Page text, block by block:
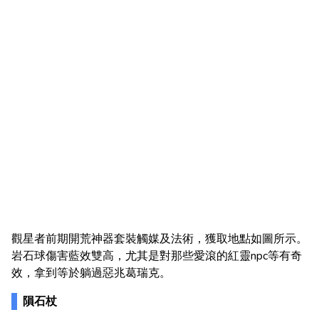
觀星者前期開荒神器套裝觸媒及法術，獲取地點如圖所示。
岩石球傷害藍效雙高，尤其是對那些愛滾的紅靈npc等有奇
效，拿到等於躺過惡兆葛瑞克。
隕石杖